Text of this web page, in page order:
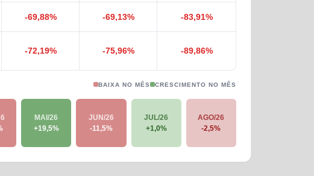
-69,88% -69,13% -83,91%
-72,19% -75,96% -89,86%
BAIXA NO MÊS CRESCIMENTO NO MÊS
MAI/26
+19,5%
JUN/26
-11,5%
JUL/26
+1,0%
AGO/26
-2,5%